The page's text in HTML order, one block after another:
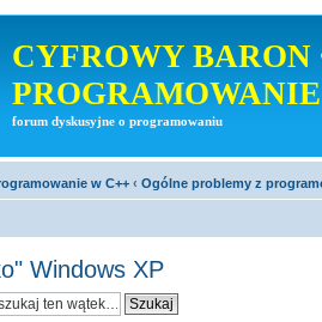
CYFROWY BARON
PROGRAMOWANIE
forum dyskusyjne o programowaniu
w C++ ‹ Ogólne problemy z
Windows XP